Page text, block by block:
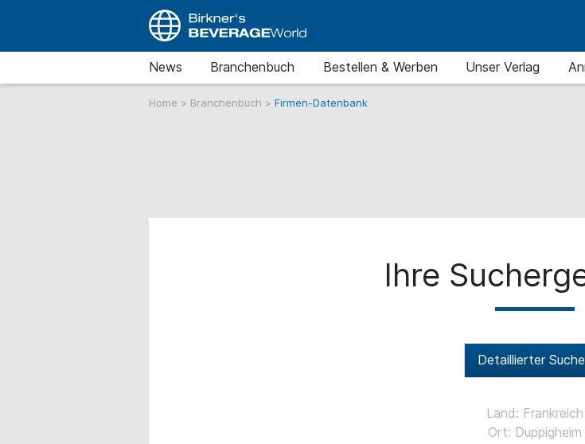
News Branchenbuch Bestellen & Werben Unser Verlag
Home > Branchenbuch > Firmen-Datenbank
Ihre
Detaillierter
Land: Frankreich
Ort: Duppigheim